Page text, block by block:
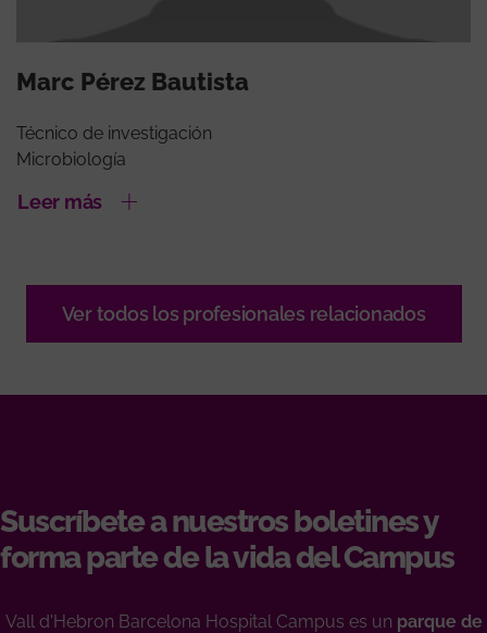
Marc Pérez Bautista
Técnico de investigación
Microbiología
Leer más
Ver todos los profesionales relacionados
Suscríbete a nuestros boletines y
forma parte de la vida del Campus
Vall d'Hebron Barcelona Hospital Campus es un parque de